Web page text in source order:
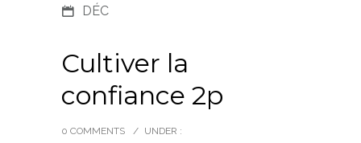
DÉC
Cultiver la
confiance 2p
0 COMMENTS / UNDER :